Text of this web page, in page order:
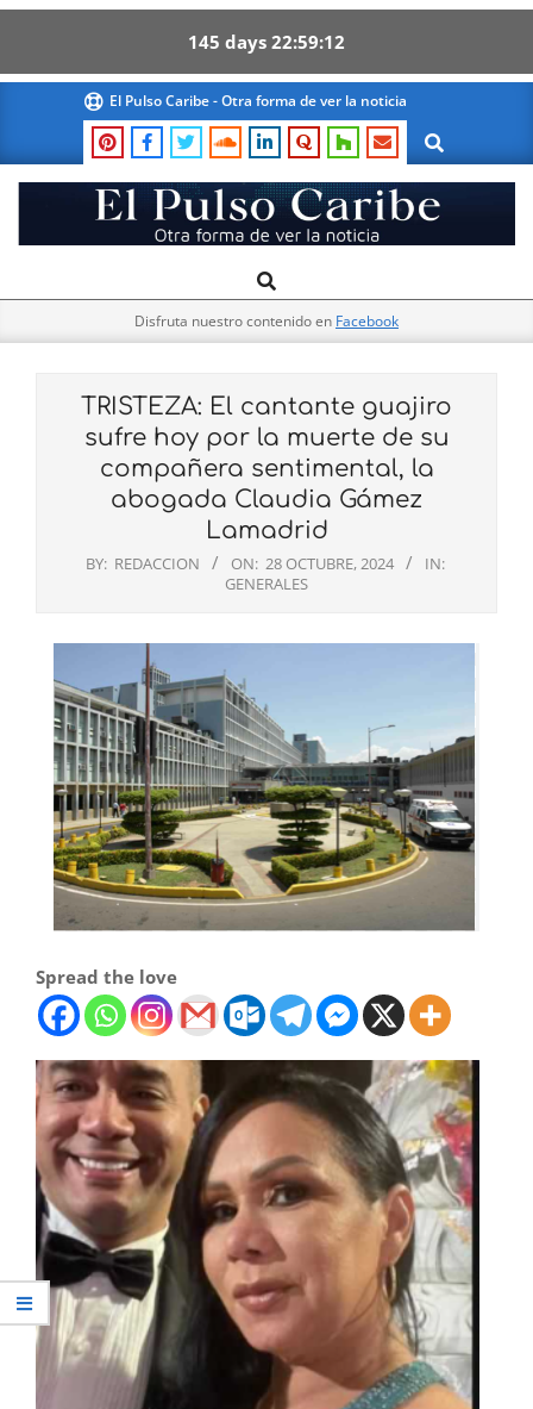
145 days 22 59 11
content
El Pulso Caribe - Otra forma de ver la noticia
Search
El
Pulso
Navigation
Search
Disfruta nuestro contenido en Facebook
TRISTEZA: El cantante guajiro
sufre hoy por la muerte de su
compañera sentimental, la
abogada Claudia Gámez
Lamadrid
BY: REDACCION ON: 28 OCTUBRE, 2024
IN:
GENERALES
Spread the love